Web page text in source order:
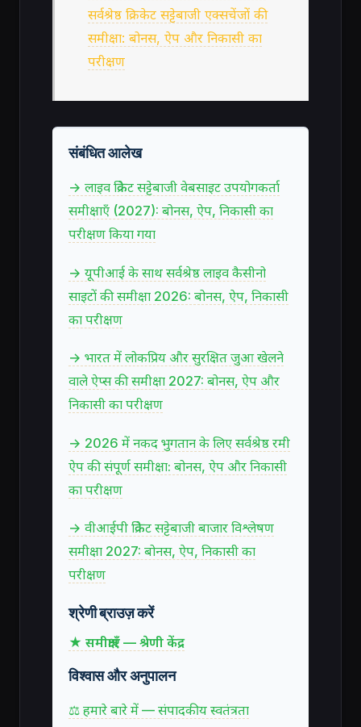
सर्वश्रेष्ठ क्रिकेट सट्टेबाजी एक्सचेंजों की
समीक्षा: बोनस, ऐप और निकासी का
परीक्षण
संबंधित आलेख
→ लाइव क्रिकेट सट्टेबाजी वेबसाइट उपयोगकर्ता
समीक्षाएँ (2027): बोनस, ऐप, निकासी का
परीक्षण किया गया
→ यूपीआई के साथ सर्वश्रेष्ठ लाइव कैसीनो
साइटों की समीक्षा 2026: बोनस, ऐप, निकासी
का परीक्षण
→ भारत में लोकप्रिय और सुरक्षित जुआ खेलने
वाले ऐप्स की समीक्षा 2027: बोनस, ऐप और
निकासी का परीक्षण
→ 2026 में नकद भुगतान के लिए सर्वश्रेष्ठ रमी
ऐप की संपूर्ण समीक्षा: बोनस, ऐप और निकासी
का परीक्षण
→ वीआईपी क्रिकेट सट्टेबाजी बाजार विश्लेषण
समीक्षा 2027: बोनस, ऐप, निकासी का
परीक्षण
श्रेणी ब्राउज़ करें
★ समीक्षाएँ — श्रेणी केंद्र
विश्वास और अनुपालन
⚖ हमारे बारे में — संपादकीय स्वतंत्रता